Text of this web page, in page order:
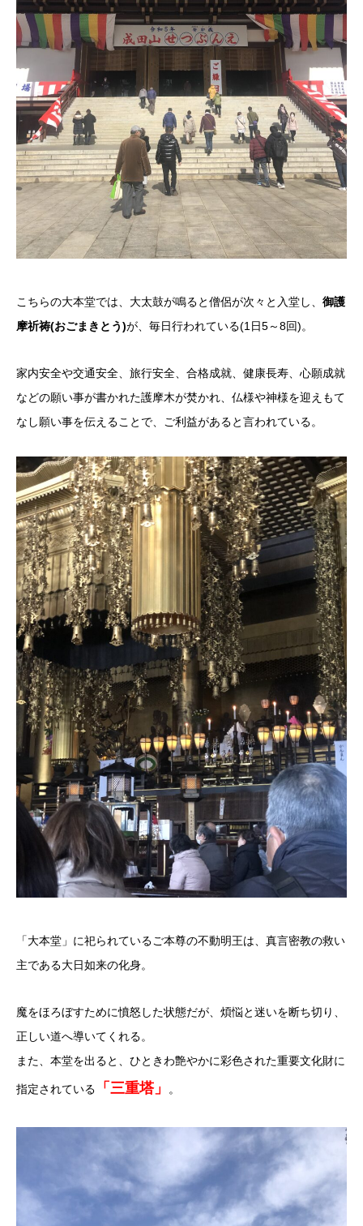
こちらの大本堂では、大太鼓が鳴ると僧侶が次々と入堂し、 御護
摩祈祷(おごまきとう)が、毎日行われている(1日5～8回)。
家内安全や交通安全、旅行安全、合格成就、健康長寿、心願成就
などの願い事が書かれた護摩木が焚かれ、仏様や神様を迎えもて
なし願い事を伝えることで、ご利益があると言われている。
「大本堂」に祀られているご本尊の不動明王は、真言密教の救い
主である大日如来の化身。
魔をほろぼすために憤怒した状態だが、煩悩と迷いを断ち切り、
正しい道へ導いてくれる。
また、本堂を出ると、ひときわ艶やかに彩色された重要文化財に
指定されている 「三重塔」 。